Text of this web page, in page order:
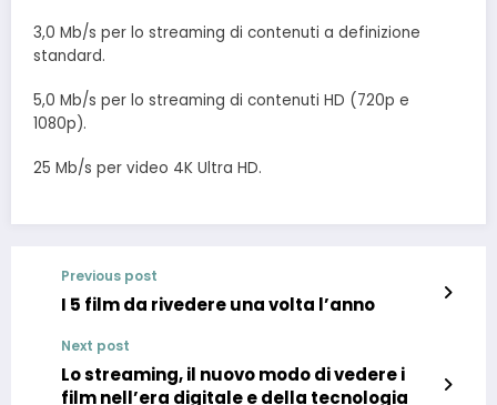
3,0 Mb/s per lo streaming di contenuti a definizione
standard.
5,0 Mb/s per lo streaming di contenuti HD (720p e
1080p).
25 Mb/s per video 4K Ultra HD.
Previous post
I 5 film da rivedere una volta l’anno
Next post
Lo streaming, il nuovo modo di vedere i
film nell’era digitale e della tecnologia